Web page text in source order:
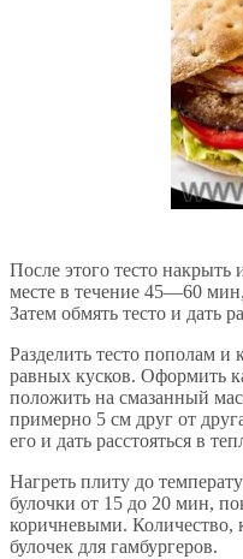
После этого тесто накрыть
месте в течение 45—60
Затем обмять тесто и дать
Разделить тесто пополам и
равных кусков. Оформить
положить на смазанный
примерно 5 см друг от
его и дать расстояться в
Нагреть плиту до
булочки от 15 до 20 мин,
коричневыми. Количество,
булочек для гамбургеров.